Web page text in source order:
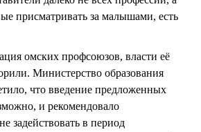
присматривать за малышами, есть
омских профсоюзов, власти её
Министерство образования
что введение предложенных
и рекомендовало
задействовать в период